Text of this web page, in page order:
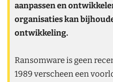
aanpassen en
organisaties kan
ontwikkeling.
Ransomware is geen
1989 verscheen een